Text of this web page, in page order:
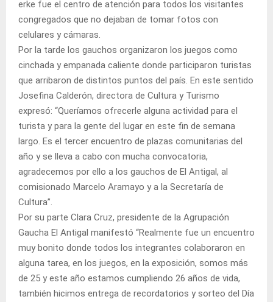
erke fue el centro de atención para todos los visitantes
congregados que no dejaban de tomar fotos con
celulares y cámaras.
Por la tarde los gauchos organizaron los juegos como
cinchada y empanada caliente donde participaron turistas
que arribaron de distintos puntos del país. En este sentido
Josefina Calderón, directora de Cultura y Turismo
expresó: “Queríamos ofrecerle alguna actividad para el
turista y para la gente del lugar en este fin de semana
largo. Es el tercer encuentro de plazas comunitarias del
año y se lleva a cabo con mucha convocatoria,
agradecemos por ello a los gauchos de El Antigal, al
comisionado Marcelo Aramayo y a la Secretaría de
Cultura”.
Por su parte Clara Cruz, presidente de la Agrupación
Gaucha El Antigal manifestó “Realmente fue un encuentro
muy bonito donde todos los integrantes colaboraron en
alguna tarea, en los juegos, en la exposición, somos más
de 25 y este año estamos cumpliendo 26 años de vida,
también hicimos entrega de recordatorios y sorteo del Día